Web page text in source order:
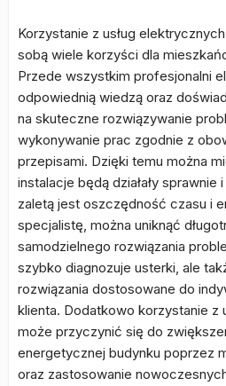
Korzystanie z usług
sobą wiele korzyści dla
Przede wszystkim profesjonalni
odpowiednią wiedzą oraz
na skuteczne rozwiązywanie
wykonywanie prac zgodnie z
przepisami. Dzięki temu można
instalacje będą działały sprawnie
zaletą jest oszczędność czasu i
specjalistę, można uniknąć
samodzielnego rozwiązania
szybko diagnozuje usterki, ale
rozwiązania dostosowane do
klienta. Dodatkowo korzystanie z
może przyczynić się do
energetycznej budynku poprzez
oraz zastosowanie